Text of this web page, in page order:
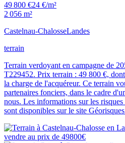
49 800 €24 €/m²
2 056 m²
Castelnau-ChalosseLandes
terrain
Terrain verdoyant en campagne de
T229452. Prix terrain : 49 800 €,
la charge de l'acquéreur. Ce terrain
partenaires fonciers, dans le cadre
nous. Les informations sur les
sont disponibles sur le site